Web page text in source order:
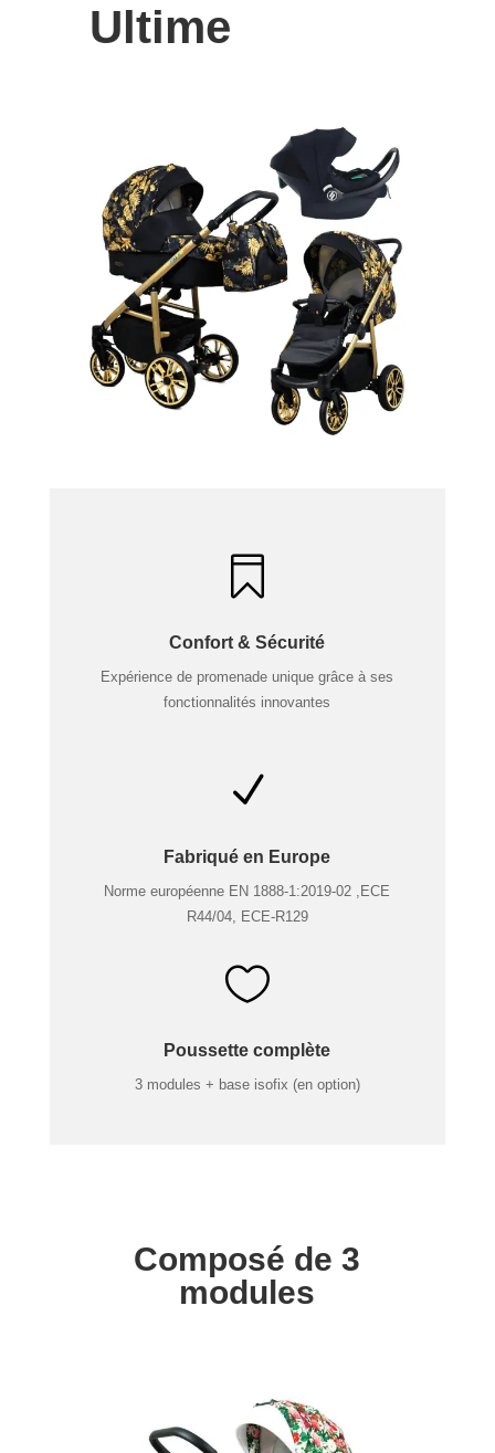
Ultime

Confort & Sécurité
Expérience de promenade unique grâce à ses
fonctionnalités innovantes
N
Fabriqué en Europe
Norme européenne EN 1888-1:2019-02 ,ECE
R44/04, ECE-R129

Poussette complète
3 modules + base isofix (en option)
Composé de 3
modules